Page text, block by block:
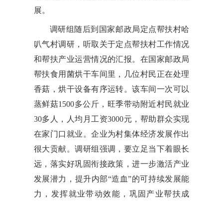
展。
调研组随后到国家邮政局定点帮扶村哈
叭气村调研，听取关于定点帮扶村工作情况
和帮扶产业运营情况的汇报。在国家邮政局
帮扶食用菌烘干车间里，几位村民正在处理
香菇，烘干设备有序运转。该车间一次可以
蒸鲜菇1500多公斤，旺季带动附近村民就业
30多人，人均月工资3000元，帮助群众实现
在家门口就业。企业为村集体经济发展作出
很大贡献。调研组强调，要立足当下着眼长
远，落实好巩固衔接政策，进一步激活产业
发展潜力，提升内部“造血”的可持续发展能
力，发挥就业带动效能，巩固产业帮扶成